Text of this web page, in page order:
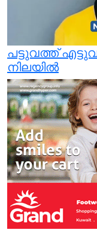
പട്ടുവത്ത്
നിലയില്‍